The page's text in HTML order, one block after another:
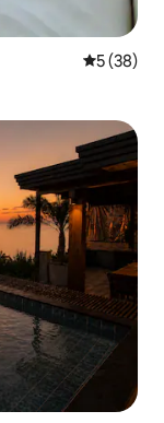
Средна
5 (38)